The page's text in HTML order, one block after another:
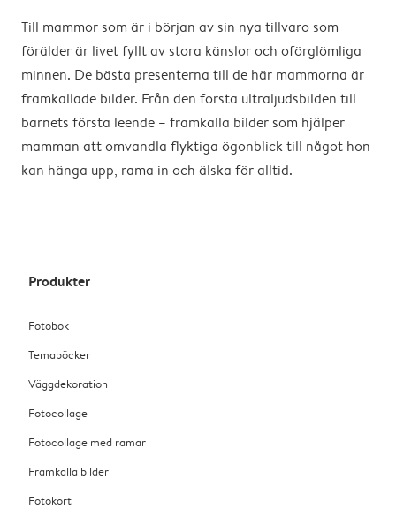
Till mammor som är i början av sin nya tillvaro som
förälder är livet fyllt av stora känslor och oförglömliga
minnen. De bästa presenterna till de här mammorna är
framkallade bilder. Från den första ultraljudsbilden till
barnets första leende – framkalla bilder som hjälper
mamman att omvandla flyktiga ögonblick till något hon
kan hänga upp, rama in och älska för alltid.
Produkter
Fotobok
Temaböcker
Väggdekoration
Fotocollage
Fotocollage med ramar
Framkalla bilder
Fotokort